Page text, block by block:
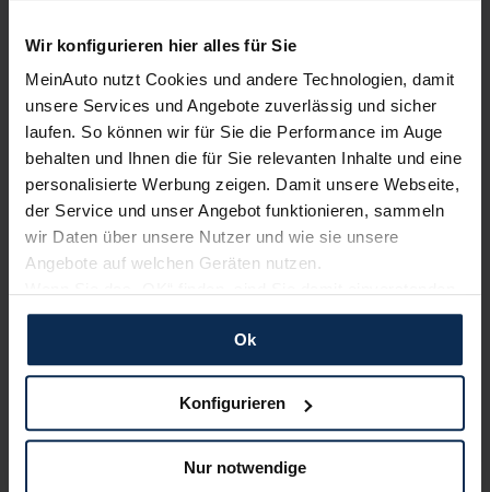
Wir konfigurieren hier alles für Sie
MeinAuto nutzt Cookies und andere Technologien, damit
unsere Services und Angebote zuverlässig und sicher
laufen. So können wir für Sie die Performance im Auge
behalten und Ihnen die für Sie relevanten Inhalte und eine
personalisierte Werbung zeigen. Damit unsere Webseite,
der Service und unser Angebot funktionieren, sammeln
wir Daten über unsere Nutzer und wie sie unsere
Angebote auf welchen Geräten nutzen.
und erlauben uns Cookies für unseren Service zu
verwenden und diese Daten an Dritte weiterzugeben,
etwa an unsere Marketingpartner. Falls Sie dem nicht
zustimmen möchten, beschränken wir uns auf die
dann nicht auf Sie zuschneiden und Sie somit nicht
perfekt auf dem Weg zu Ihrem Neuwagen unterstützen.
Ok
Konfigurieren
Nur notwendige
Erfahren Sie mehr über das Urteil unserer Kunden
Nachrichten
KI-generiert
Lexus: Luftreinigungssystem nanoe stoppt
Viren, Bakterien und Pollen
Lexus setzt in seinen Modellen das Luftreinigungssystem